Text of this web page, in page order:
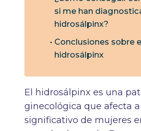
si me han
hidrosálpinx?
Conclusiones sobre
hidrosálpinx
El hidrosálpinx es una
ginecológica que afecta
significativo de mujeres